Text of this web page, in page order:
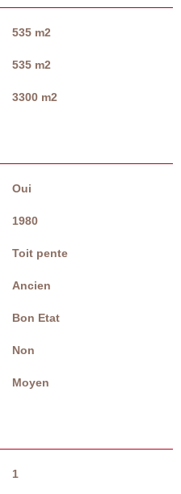
535 m2
535 m2
3300 m2
Oui
1980
Toit pente
Ancien
Bon Etat
Non
Moyen
1